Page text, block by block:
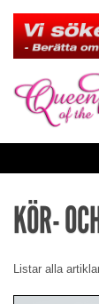
content
KÖR-
Listar alla